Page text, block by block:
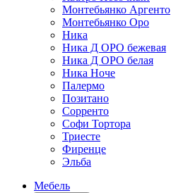
Монтебьянко Аргенто
Монтебьянко Оро
Ника
Ника Д ОРО бежевая
Ника Д ОРО белая
Ника Ноче
Палермо
Позитано
Сорренто
Софи Тортора
Триесте
Фиренце
Эльба
Мебель